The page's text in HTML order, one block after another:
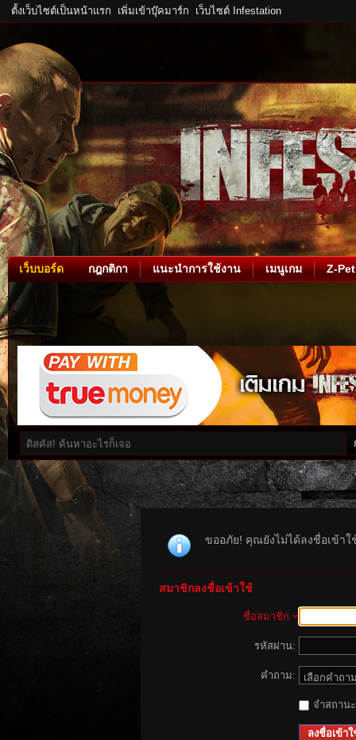
ตั้งเว็บไซต์เป็นหน้าแรก เพิ่มเข้าบุ๊คมาร์ก เว็บไซต์ Infestation
เว็บบอร์ด กฎกติกา แนะนำการใช้งาน เมนูเกม Z-Pet
ขออภัย! คุณยังไม่ได้ลงชื่อเข้า
สมาชิกลงชื่อเข้าใช้
ชื่อสมาชิก
รหัสผ่าน:
คำถาม:
จำสถาน
ลงชื่อเข้าใ